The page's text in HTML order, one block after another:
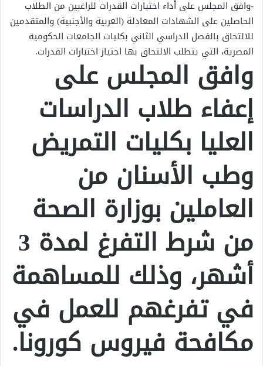
-وافق المجلس على أداء اختبارات القدرات للراغبين من الطلاب
الحاصلين على الشهادات المعادلة (العربية والأجنبية) والمتقدمين
للالتحاق بالفصل الدراسي الثاني بكليات الجامعات الحكومية
المصرية، التي يتطلب الالتحاق بها اجتياز اختبارات القدرات.
وافق المجلس على
إعفاء طلاب الدراسات
العليا بكليات التمريض
وطب الأسنان من
العاملين بوزارة الصحة
من شرط التفرغ لمدة 3
أشهر، وذلك للمساهمة
في تفرغهم للعمل في
مكافحة فيروس كورونا.